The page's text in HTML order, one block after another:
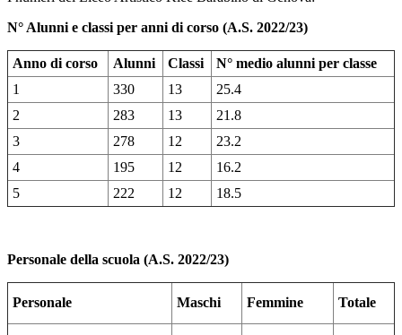
N° Alunni e classi per anni di corso (A.S. 2022/23)
Anno di corso Alunni Classi
N° medio alunni per classe
1
330 13
25.4
2
283 13
21.8
3
278 12
23.2
4
195 12
16.2
5
222 12 18.5
Personale della scuola (A.S. 2022/23)
Personale Maschi Femmine Totale